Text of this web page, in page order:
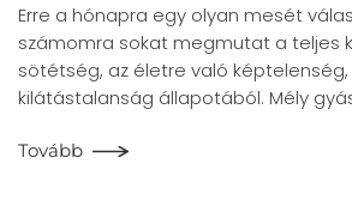
Erre a hónapra egy olyan mesét
számomra sokat megmutat a teljes
sötétség, az életre való
kilátástalanság állapotából. Mély
Tovább